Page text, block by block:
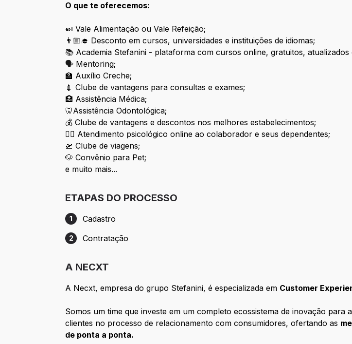
O que te oferecemos:
🍛Vale Alimentação ou Vale Refeição;
👨🏼‍🎓 Desconto em cursos, universidades e instituições de idiomas;
📚 Academia Stefanini - plataforma com cursos online, gratuitos, atualizados
🗣 Mentoring;
🏫 Auxílio Creche;
💉Clube de vantagens para consultas e exames;
🏥 Assistência Médica;
🦷Assistência Odontológica;
💰Clube de vantagens e descontos nos melhores estabelecimentos;
👂🏾 Atendimento psicológico online ao colaborador e seus dependentes;
🛫Clube de viagens;
🐶Convênio para Pet;
e muito mais...
ETAPAS DO PROCESSO
Etapa 1: Cadastro
1 Cadastro
Etapa 2: Contratação
2 Contratação
A NECXT
A Necxt, empresa do grupo Stefanini, é especializada em Customer
Somos um time que investe em um completo ecossistema de inovação para
clientes no processo de relacionamento com consumidores, ofertando as
de ponta a ponta.